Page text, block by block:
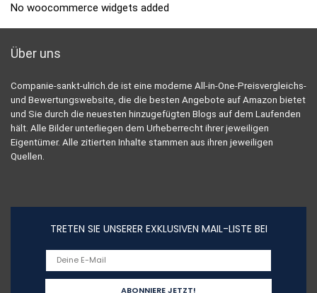
No woocommerce widgets added
Über uns
Companie-sankt-ulrich.de ist eine moderne All-in-One-Preisvergleichs-
und Bewertungswebsite, die die besten Angebote auf Amazon bietet
und Sie durch die neuesten hinzugefügten Blogs auf dem Laufenden
hält. Alle Bilder unterliegen dem Urheberrecht ihrer jeweiligen
Eigentümer. Alle zitierten Inhalte stammen aus ihren jeweiligen
Quellen.
TRETEN SIE UNSERER EXKLUSIVEN MAIL-LISTE BEI